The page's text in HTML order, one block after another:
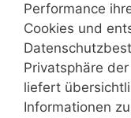
Performance
Cookies und
Privatsphäre
liefert
Informationen